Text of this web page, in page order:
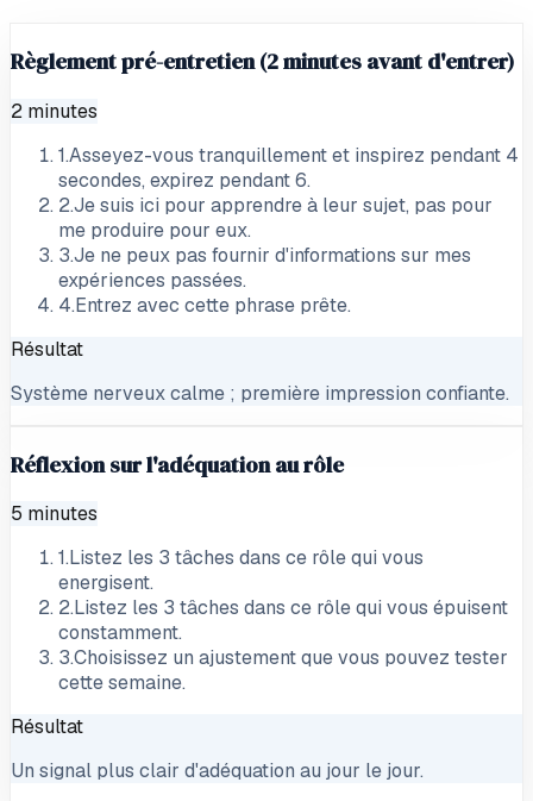
Règlement pré-entretien (2 minutes avant d'entrer)
2 minutes
1.Asseyez-vous tranquillement et inspirez pendant 4
secondes, expirez pendant 6.
2.Je suis ici pour apprendre à leur sujet, pas pour
me produire pour eux.
3.Je ne peux pas fournir d'informations sur mes
expériences passées.
4.Entrez avec cette phrase prête.
Résultat
Système nerveux calme ; première impression confiante.
Réflexion sur l'adéquation au rôle
5 minutes
1.Listez les 3 tâches dans ce rôle qui vous
energisent.
2.Listez les 3 tâches dans ce rôle qui vous épuisent
constamment.
3.Choisissez un ajustement que vous pouvez tester
cette semaine.
Résultat
Un signal plus clair d'adéquation au jour le jour.